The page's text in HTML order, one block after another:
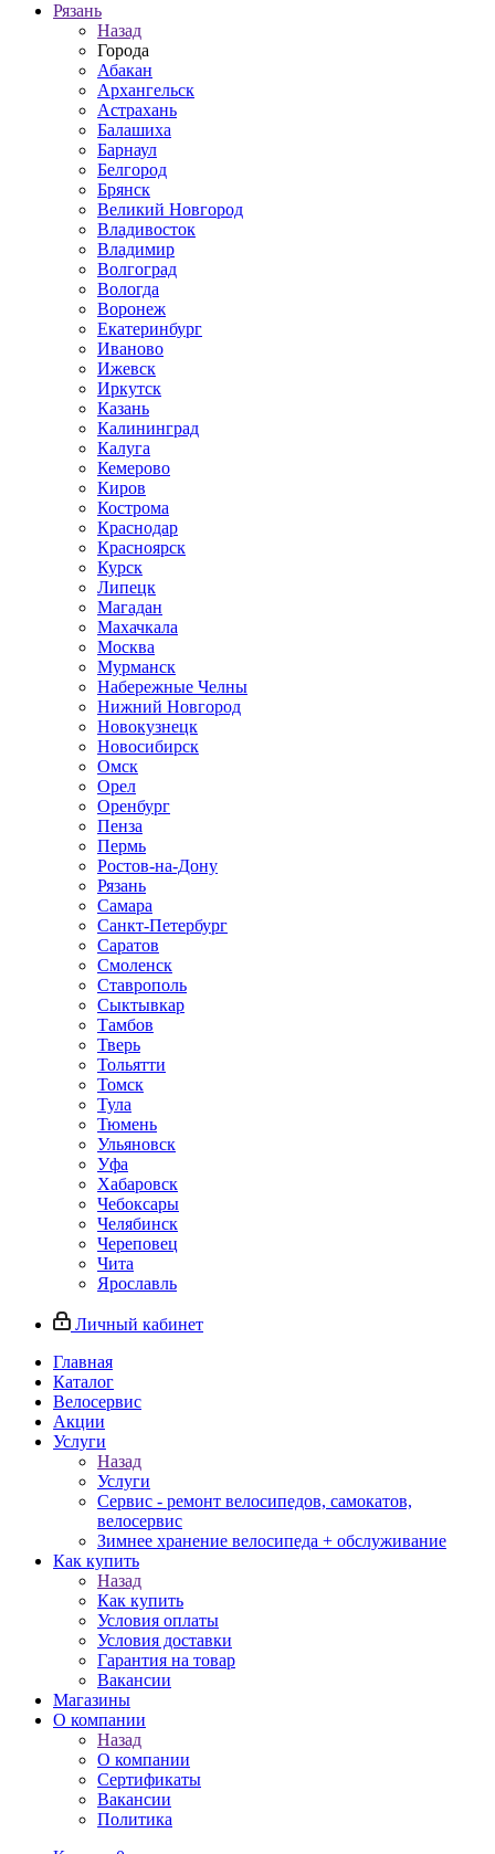
Рязань
Назад
Города
Абакан
Архангельск
Астрахань
Балашиха
Барнаул
Белгород
Брянск
Великий Новгород
Владивосток
Владимир
Волгоград
Вологда
Воронеж
Екатеринбург
Иваново
Ижевск
Иркутск
Казань
Калининград
Калуга
Кемерово
Киров
Кострома
Краснодар
Красноярск
Курск
Липецк
Магадан
Махачкала
Москва
Мурманск
Набережные Челны
Нижний Новгород
Новокузнецк
Новосибирск
Омск
Орел
Оренбург
Пенза
Пермь
Ростов-на-Дону
Рязань
Самара
Санкт-Петербург
Саратов
Смоленск
Ставрополь
Сыктывкар
Тамбов
Тверь
Тольятти
Томск
Тула
Тюмень
Ульяновск
Уфа
Хабаровск
Чебоксары
Челябинск
Череповец
Чита
Ярославль
Личный кабинет
Главная
Каталог
Велосервис
Акции
Услуги
Назад
Услуги
Сервис - ремонт велосипедов, самокатов,
велосервис
Зимнее хранение велосипеда + обслуживание
Как купить
Назад
Как купить
Условия оплаты
Условия доставки
Гарантия на товар
Вакансии
Магазины
О компании
Назад
О компании
Сертификаты
Вакансии
Политика